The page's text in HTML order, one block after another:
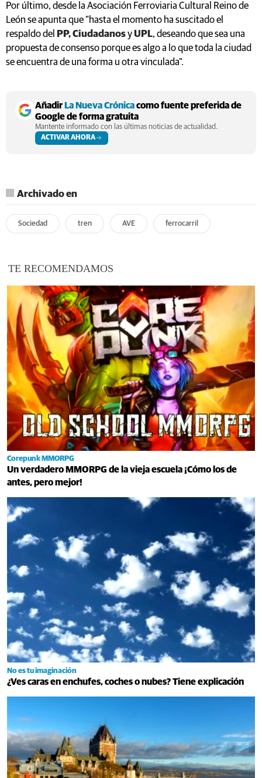
Por último, desde la Asociación Ferroviaria Cultural Reino de
León se apunta que "hasta el momento ha suscitado el
respaldo del
PP, CiudadanosyUPL, deseando que sea una
propuesta de consenso porque es algo a lo que toda la ciudad
se encuentra de una forma u otra vinculada".
AñadirLa Nueva Crónicacomo fuente preferida de
Google de forma gratuita
Mantente informado con las últimas noticias de actualidad.
ACTIVAR AHORA
Archivado en
Sociedad tren AVE ferrocarril
TE RECOMENDAMOS
Corepunk MMORPG
Un verdadero MMORPG de la vieja escuela ¡Cómo los de
antes, pero mejor!
No es tu imaginación
¿Ves caras en enchufes, coches o nubes? Tiene explicación